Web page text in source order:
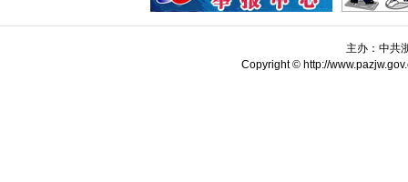
主办：中共
Copyright © http://